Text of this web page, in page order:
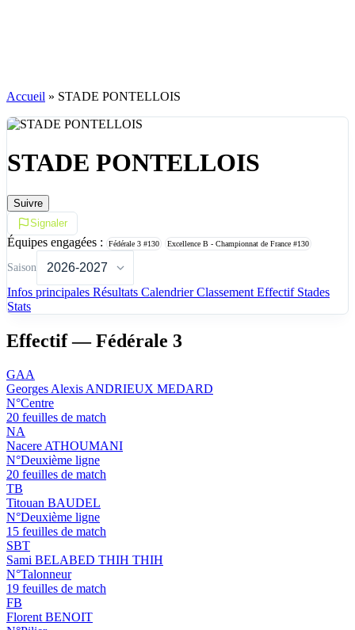
Accueil » STADE PONTELLOIS
STADE PONTELLOIS
Suivre
Signaler
Équipes engagées : Fédérale 3 #130 Excellence B - Championnat de France #130
Saison
Infos principales Résultats CalendrierClassement Effectif Stades
Stats
Effectif — Fédérale 3
GAA
Georges Alexis ANDRIEUX MEDARD
N°Centre
20 feuilles de match
NA
Nacere ATHOUMANI
N°Deuxième ligne
20 feuilles de match
TB
Titouan BAUDEL
N°Deuxième ligne
15 feuilles de match
SBT
Sami BELABED THIH THIH
N°Talonneur
19 feuilles de match
FB
Florent BENOIT